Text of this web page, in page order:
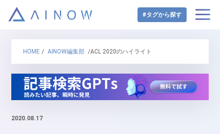
#タグから探す
HOME / AINOW編集部 /ACL 2020のハイライト
2020.08.17